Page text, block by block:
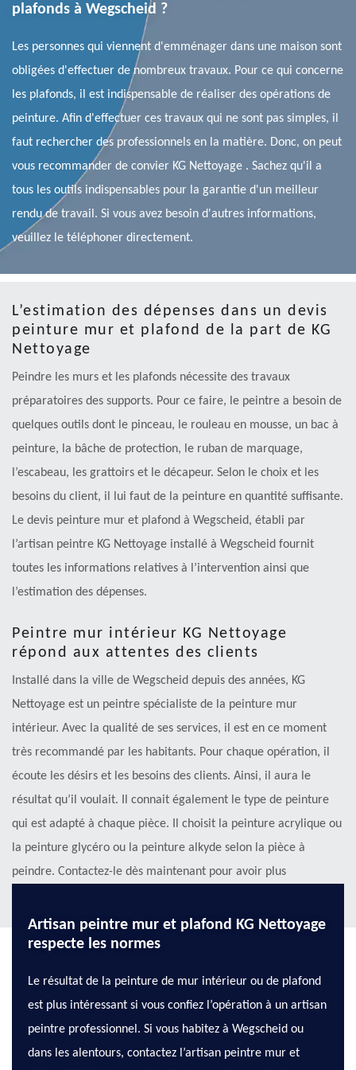
plafonds à Wegscheid ?
Les personnes qui viennent d'emménager dans une maison sont
obligées d'effectuer de nombreux travaux. Pour ce qui concerne
les plafonds, il est indispensable de réaliser des opérations de
peinture. Afin d'effectuer ces travaux qui ne sont pas simples, il
faut rechercher des professionnels en la matière. Donc, on peut
vous recommander de convier KG Nettoyage . Sachez qu'il a
tous les outils indispensables pour la garantie d'un meilleur
rendu de travail. Si vous avez besoin d'autres informations,
veuillez le téléphoner directement.
L’estimation des dépenses dans un devis
peinture mur et plafond de la part de KG
Nettoyage
Peindre les murs et les plafonds nécessite des travaux
préparatoires des supports. Pour ce faire, le peintre a besoin de
quelques outils dont le pinceau, le rouleau en mousse, un bac à
peinture, la bâche de protection, le ruban de marquage,
l’escabeau, les grattoirs et le décapeur. Selon le choix et les
besoins du client, il lui faut de la peinture en quantité suffisante.
Le devis peinture mur et plafond à Wegscheid, établi par
l’artisan peintre KG Nettoyage installé à Wegscheid fournit
toutes les informations relatives à l’intervention ainsi que
l’estimation des dépenses.
Peintre mur intérieur KG Nettoyage
répond aux attentes des clients
Installé dans la ville de Wegscheid depuis des années, KG
Nettoyage est un peintre spécialiste de la peinture mur
intérieur. Avec la qualité de ses services, il est en ce moment
très recommandé par les habitants. Pour chaque opération, il
écoute les désirs et les besoins des clients. Ainsi, il aura le
résultat qu’il voulait. Il connait également le type de peinture
qui est adapté à chaque pièce. Il choisit la peinture acrylique ou
la peinture glycéro ou la peinture alkyde selon la pièce à
peindre. Contactez-le dès maintenant pour avoir plus
Artisan peintre mur et plafond KG Nettoyage
respecte les normes
Le résultat de la peinture de mur intérieur ou de plafond
est plus intéressant si vous confiez l’opération à un artisan
peintre professionnel. Si vous habitez à Wegscheid ou
dans les alentours, contactez l’artisan peintre mur et